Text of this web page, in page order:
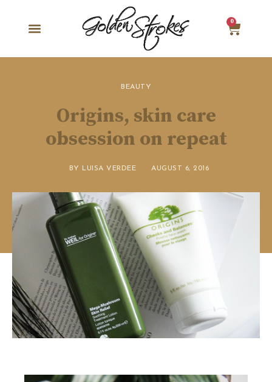
0
BEAUTY
Origins, skin care
obsession on repeat
BY LUISA VERDEE AUGUST 6, 2016